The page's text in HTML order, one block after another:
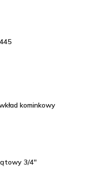
kominkowy
3/4''